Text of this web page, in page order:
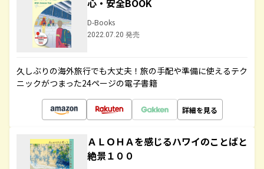
心・安全BOOK
D-Books
2022.07.20 発売
久しぶりの海外旅行でも大丈夫！旅の手配や準備に使えるテク
ニックがつまった24ページの電子書籍
詳細を見る
ＡＬＯＨＡを感じるハワイのことばと
絶景１００